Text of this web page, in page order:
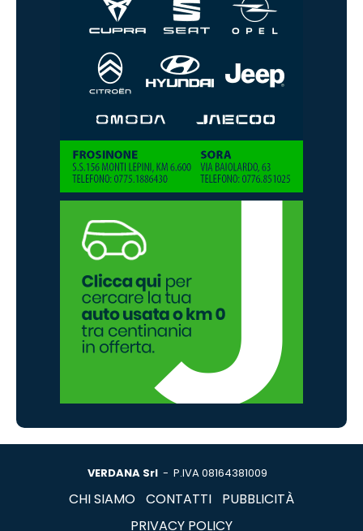
VERDANA Srl - P.IVA 08164381009
CHI SIAMO CONTATTI
PUBBLICITÀ
PRIVACY POLICY